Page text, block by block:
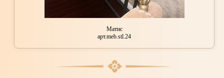
Матис
арт.meb.stl.24